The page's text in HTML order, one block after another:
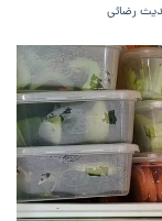
رضائی